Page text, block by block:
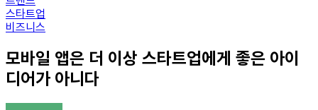
스타트업
비즈니스
모바일 앱은 더 이상 스타트업에게 좋은 아이
디어가 아니다